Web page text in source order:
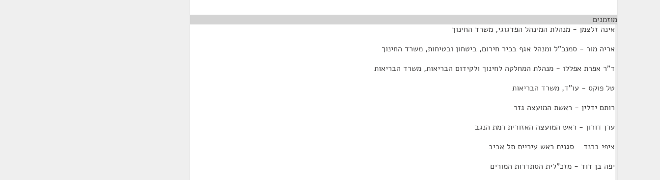
מוזמנים
אינה זלצמן - מנהלת המינהל הפדגוגי, משרד החינוך
אריה מור - סמנכ"ל ומנהל אגף בכיר חירום, ביטחון ובטיחות, משרד החינוך
ד"ר אפרת אפללו - מנהלת המחלקה לחינוך ולקידום הבריאות, משרד הבריאות
טל פוקס - עו"ד, משרד הבריאות
רותם ידלין - ראשת המועצה גזר
ערן דורון - ראש המועצה האזורית רמת הנגב
ציפי ברנד - סגנית ראש עיריית תל אביב
יפה בן דוד - מזכ"לית הסתדרות המורים